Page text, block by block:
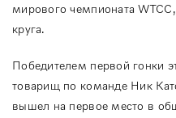
мирового чемпионата
круга.
Победителем первой гонки
товарищ по команде Ник
вышел на первое место в